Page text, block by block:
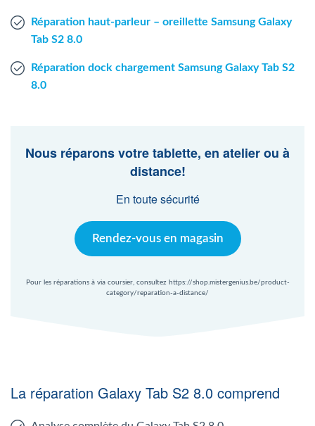
Réparation haut-parleur – oreillette Samsung Galaxy
Tab S2 8.0
Réparation dock chargement Samsung Galaxy Tab S2
8.0
Nous réparons votre tablette, en atelier ou à
distance!
En toute sécurité
Rendez-vous en magasin
Pour les réparations à via coursier, consultez https://shop.mistergenius.be/product-
category/reparation-a-distance/
La réparation Galaxy Tab S2 8.0 comprend